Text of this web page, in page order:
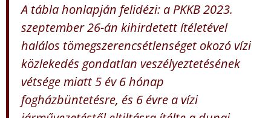
A tábla honlapján felidézi: a PKKB 2023.
szeptember 26-án kihirdetett ítéletével
halálos tömegszerencsétlenséget okozó vízi
közlekedés gondatlan veszélyeztetésének
vétsége miatt 5 év 6 hónap
fogházbüntetésre, és 6 évre a vízi